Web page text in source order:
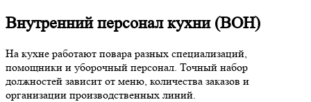
Внутренний персонал кухни (BOH)
На кухне работают повара разных специализаций,
помощники и уборочный персонал. Точный набор
должностей зависит от меню, количества заказов и
организации производственных линий.